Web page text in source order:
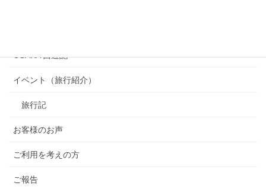
OSAKA 西遊記
イベント（旅行紹介）
旅行記
お客様のお声
ご利用を考えの方
ご報告